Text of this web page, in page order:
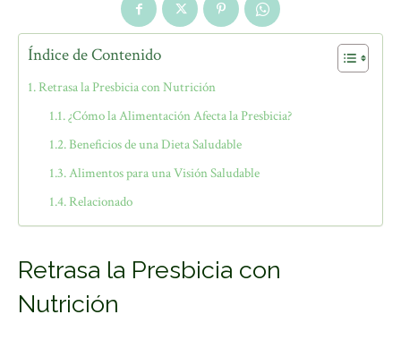
Índice de Contenido
Retrasa la Presbicia con Nutrición
¿Cómo la Alimentación Afecta la Presbicia?
Beneficios de una Dieta Saludable
Alimentos para una Visión Saludable
Relacionado
Retrasa la Presbicia con
Nutrición